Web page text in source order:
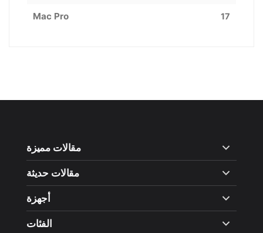
Mac Pro 17
مقالات مميزة
مقالات حديثة
أجهزة
الفئات